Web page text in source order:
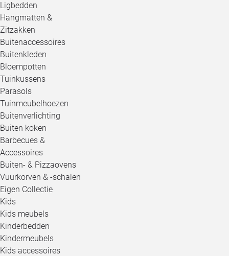
Ligbedden
Hangmatten &
Zitzakken
Buitenaccessoires
Buitenkleden
Bloempotten
Tuinkussens
Parasols
Tuinmeubelhoezen
Buitenverlichting
Buiten koken
Barbecues &
Accessoires
Buiten- & Pizzaovens
Vuurkorven & -schalen
Eigen Collectie
Kids
Kids meubels
Kinderbedden
Kindermeubels
Kids accessoires